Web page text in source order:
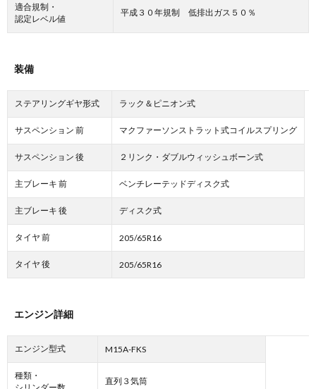
適合規制・
認定レベル値
平成３０年規制 低排出ガス５０％
装備
ステアリングギヤ形式 ラック＆ピニオン式
サスペンション 前 マクファーソンストラット式コイルスプリング
サスペンション 後 ２リンク・ダブルウィッシュボーン式
主ブレーキ 前 ベンチレーテッドディスク式
主ブレーキ 後 ディスク式
タイヤ 前 205/65R16
タイヤ 後 205/65R16
エンジン詳細
エンジン型式 M15A-FKS
種類・
直列３気筒